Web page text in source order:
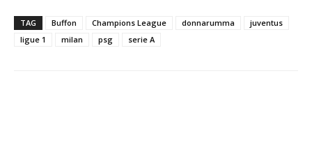
TAG Buffon Champions League donnarumma
juventus
ligue 1
milan psg serie A